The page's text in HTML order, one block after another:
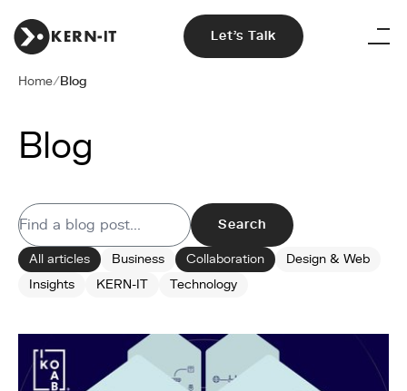
Let's Talk
Home/Blog
Blog
Search
All articles Business Collaboration
Design & Web
Insights
KERN-IT Technology